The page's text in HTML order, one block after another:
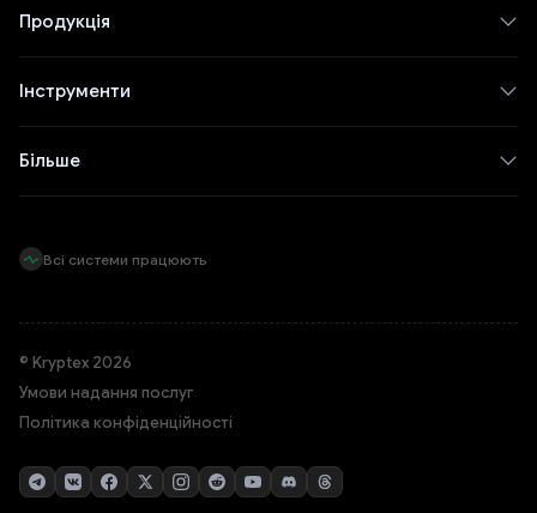
Продукція
Інструменти
Більше
Всі системи працюють
© Kryptex 2026
Умови надання послуг
Політика конфіденційності